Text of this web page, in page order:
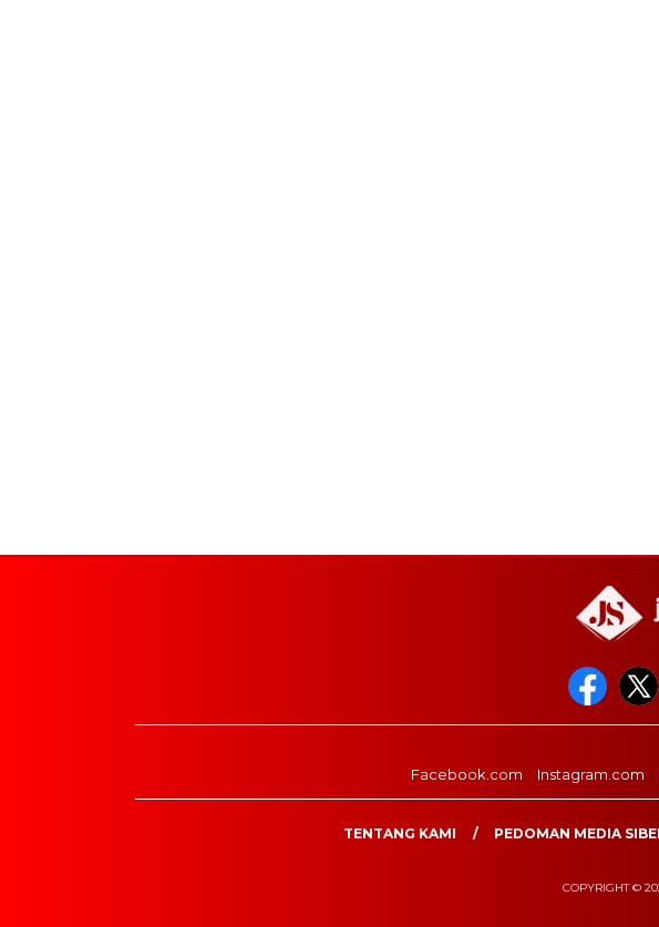
Facebook.com
Instagram.com
TENTANG KAMI PEDOMAN MEDIA
COPYRIGHT ©